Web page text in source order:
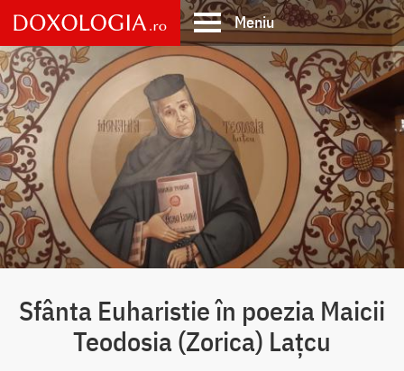
Skip
to
main
content
Meniu
Main
navigation
Sfânta Euharistie în poezia Maicii
Teodosia (Zorica) Lațcu